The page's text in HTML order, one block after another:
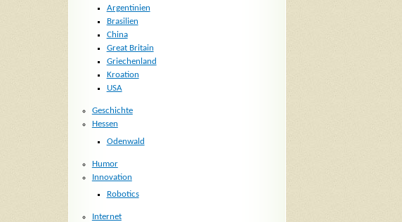
Argentinien
Brasilien
China
Great Britain
Griechenland
Kroation
USA
Geschichte
Hessen
Odenwald
Humor
Innovation
Robotics
Internet